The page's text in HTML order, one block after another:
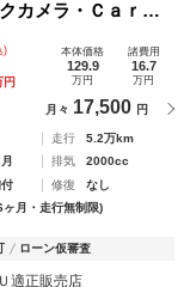
カメラ・ＣａｒＰ
トアクセス・ＬＥ
ンサー・ＥＴＣ
)
円
本体価格
129.9
万円
諸費用
16.7
万円
月々 17,500 円
走行
5.2万km
排気
2000cc
修復
なし
ヶ月・走行無制限)
ローン仮審査
適正販売店